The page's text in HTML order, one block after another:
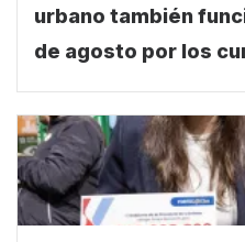
urbano también
de agosto por los